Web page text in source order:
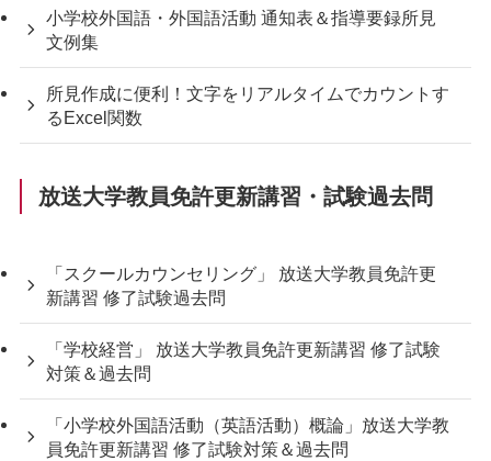
小学校外国語・外国語活動 通知表＆指導要録所見
文例集
所見作成に便利！文字をリアルタイムでカウントす
るExcel関数
放送大学教員免許更新講習・試験過去問
「スクールカウンセリング」 放送大学教員免許更
新講習 修了試験過去問
「学校経営」 放送大学教員免許更新講習 修了試験
対策＆過去問
「小学校外国語活動（英語活動）概論」放送大学教
員免許更新講習 修了試験対策＆過去問